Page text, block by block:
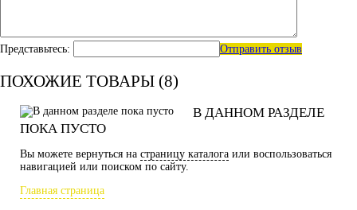
Представьтесь: Отправить отзыв
ПОХОЖИЕ ТОВАРЫ (8)
В ДАННОМ РАЗДЕЛЕ
ПОКА ПУСТО
Вы можете вернуться на страницу каталога или воспользоваться
навигацией или поиском по сайту.
Главная страница